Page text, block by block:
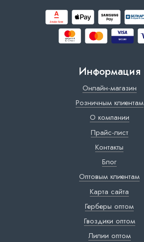
Информация
Онлайн-магазин
Розничным клиентам
О компании
Прайс-лист
Контакты
Блог
Оптовым клиентам
Карта сайта
Герберы оптом
Гвоздики оптом
Лилии оптом